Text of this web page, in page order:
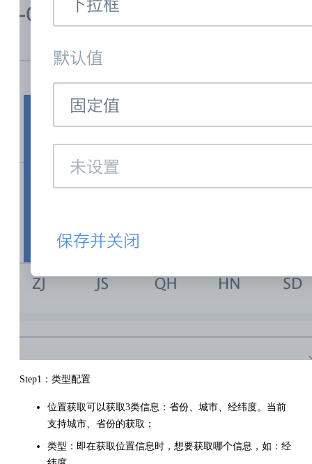
Step1：类型配置
位置获取可以获取3类信息：省份、城市、经纬度。当前
支持城市、省份的获取；
类型：即在获取位置信息时，想要获取哪个信息，如：经